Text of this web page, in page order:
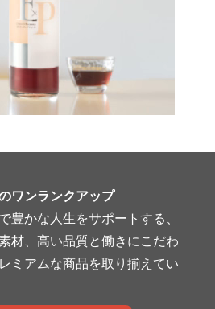
ワンランクアップ
豊かな人生をサポートする、
材、高い品質と働きにこだわ
ミアムな商品を取り揃えてい